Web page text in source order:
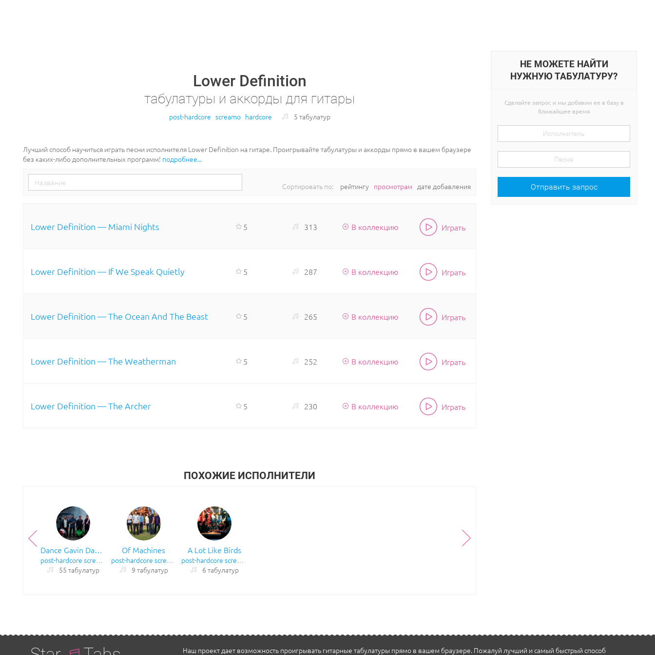
Lower Definition
табулатуры и аккорды для гитары
post-hardcore screamo hardcore 5 табулатур
Лучший способ научиться играть песни исполнителя Lower Definition на гитаре. Проигрывайте табулатуры и аккорды прямо в вашем браузере
без каких-либо дополнительных программ! подробнее...
Сортировать по: рейтингу просмотрам дате добавления
Играть
Lower Definition — If We Speak Quietly 5 287 В коллекцию
Играть
Lower Definition — Miami Nights 5 313 В коллекцию
Играть
Lower Definition — The Archer 5 230 В коллекцию
Играть
Lower Definition — The Ocean And The Beast 5 265 В коллекцию
Играть
Lower Definition — The Weatherman 5 252 В коллекцию
ПОХОЖИЕ ИСПОЛНИТЕЛИ
Dance Gavin Dance
post-hardcore screamo
hardcore
55 табулатур
Of Machines
post-hardcore screamo
hardcore
9 табулатур
A Lot Like Birds
post-hardcore screamo
6 табулатур
НЕ МОЖЕТЕ НАЙТИ
НУЖНУЮ ТАБУЛАТУРУ?
Сделайте запрос и мы добавим ее в базу в
ближайшее время
Отправить запрос
Наш проект дает возможность проигрывать гитарные табулатуры прямо в вашем браузере. Пожалуй лучший и самый быстрый способ